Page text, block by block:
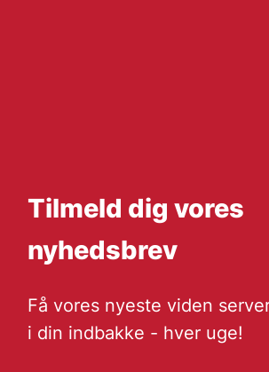
Tilmeld dig vores
nyhedsbrev
Få vores nyeste viden
i din indbakke - hver uge!